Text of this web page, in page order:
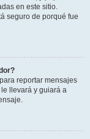
en este sitio.
seguro de porqué fue
reportar mensajes
llevará y guiará a